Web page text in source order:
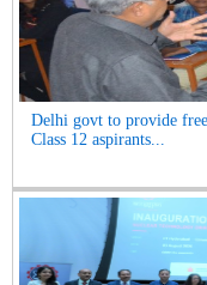
Delhi govt to provide
Class 12 aspirants...